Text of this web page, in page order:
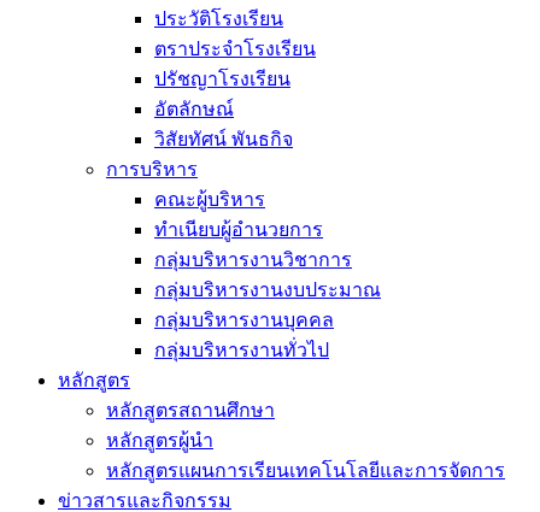
ประวัติโรงเรียน
ตราประจำโรงเรียน
ปรัชญาโรงเรียน
อัตลักษณ์
วิสัยทัศน์ พันธกิจ
การบริหาร
คณะผู้บริหาร
ทำเนียบผู้อำนวยการ
กลุ่มบริหารงานวิชาการ
กลุ่มบริหารงานงบประมาณ
กลุ่มบริหารงานบุคคล
กลุ่มบริหารงานทั่วไป
หลักสูตร
หลักสูตรสถานศึกษา
หลักสูตรผู้นำ
หลักสูตรแผนการเรียนเทคโนโลยีและการจัดการ
ข่าวสารและกิจกรรม